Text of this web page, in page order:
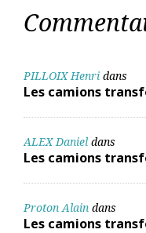
PILLOIX Henri dans
Les camions
ALEX Daniel dans
Les camions
Proton Alain dans
Les camions